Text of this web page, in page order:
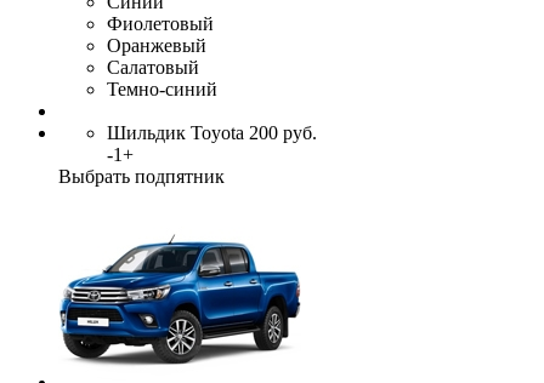
Фиолетовый
Оранжевый
Салатовый
Темно-синий
Шильдик Toyota 200 руб.
-1+
Выбрать подпятник